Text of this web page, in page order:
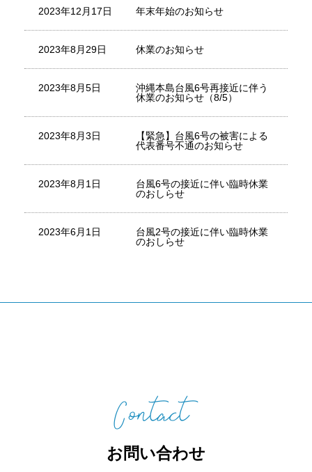
2023年12月17日 年末年始のお知らせ
2023年8月29日 休業のお知らせ
2023年8月5日
沖縄本島台風6号再接近に伴う
休業のお知らせ（8/5）
2023年8月3日
【緊急】台風6号の被害による
代表番号不通のお知らせ
2023年8月1日
台風6号の接近に伴い臨時休業
のおしらせ
2023年6月1日
台風2号の接近に伴い臨時休業
のおしらせ
お問い合わせ